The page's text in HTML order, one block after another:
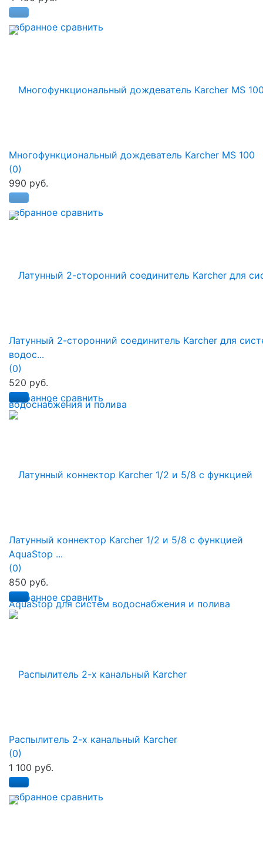
избранное сравнить
избранное сравнить
Многофункциональный дождеватель Karcher MS 100
(0)
990 руб.
избранное сравнить
Латунный 2-сторонний соединитель Karcher для
водос...
(0)
520 руб.
избранное сравнить
Латунный коннектор Karcher 1/2 и 5/8 с функцией
AquaStop ...
(0)
850 руб.
избранное сравнить
Распылитель 2-х канальный Karcher
(0)
1 100 руб.